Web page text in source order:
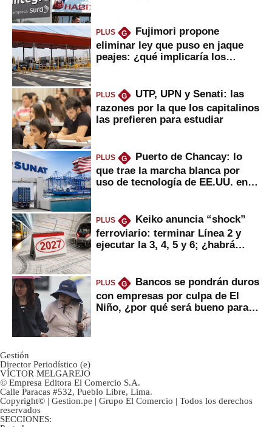
PLUS G
Fujimori propone
eliminar ley que puso en jaque
peajes: ¿qué implicaría los
PLUS G
UTP, UPN y Senati: las
razones por la que los capitalinos
las prefieren para estudiar
PLUS G
Puerto de Chancay: lo
que trae la marcha blanca por
uso de tecnología de EE.UU. en
PLUS G
Keiko anuncia “shock”
ferroviario: terminar Línea 2 y
ejecutar la 3, 4, 5 y 6; ¿habrá
PLUS G
Bancos se pondrán duros
con empresas por culpa de El
Niño, ¿por qué será bueno para
Gestión
Director Periodístico (e)
VÍCTOR MELGAREJO
© Empresa Editora El Comercio S.A.
Calle Paracas #532, Pueblo Libre, Lima.
Copyright© | Gestion.pe | Grupo El Comercio | Todos los derechos
reservados
SECCIONES: